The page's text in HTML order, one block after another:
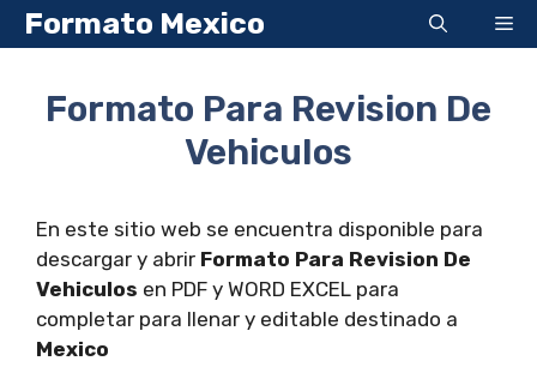
Saltar
al
Formato Mexico
Formato Para Revision De
Vehiculos
En este sitio web se encuentra disponible para
descargar y abrir Formato Para Revision De
Vehiculos en PDF y WORD EXCEL para
completar para llenar y editable destinado a
Mexico